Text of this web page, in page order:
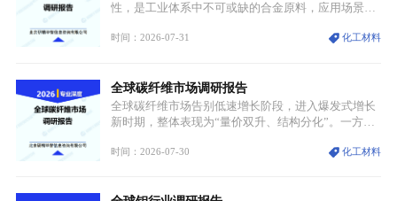
性，是工业体系中不可或缺的合金原料，应用场景横
用价值难以被替代。依托理化优势，镍被全球主要经
型为新能源核心战略矿产，全球产业形成“印尼掌控
资源与产能、中国主导消费与技术、工艺向低碳湿法
迭代、再生镍加速补位”的全新格局。
时间：2026-07-31 化工材料
全球碳纤维市场调研报告
全球碳纤维市场告别低速增长阶段，进入爆发式增长
新时期，整体表现为“量价双升、结构分化”。一方面
持续扩张；另一方面产品、需求、应用场景呈现明显
时间：2026-07-30 化工材料